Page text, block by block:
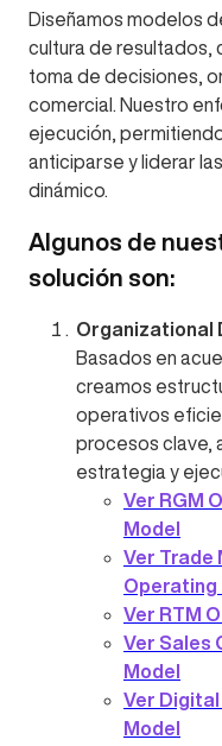
Diseñamos modelos
cultura de resultados,
toma de decisiones,
comercial. Nuestro
ejecución,
anticiparse y liderar
dinámico.
Algunos de
solución son:
Organizational
Basados en
creamos
operativos
procesos clave,
estrategia y
Ver RGM
Model
Ver Trade
Operating
Ver RTM
Ver Sales
Model
Ver
Model